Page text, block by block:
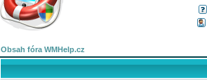
Obsah fóra WMHelp.cz